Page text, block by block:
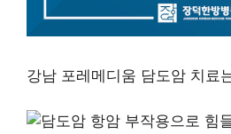
강남 포레메디움 담도암 치료